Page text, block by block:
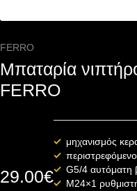
FERRO
Μπαταρία
FERRO
29.00€
μηχανισμός
G5/4 αυτόματη
M24×1